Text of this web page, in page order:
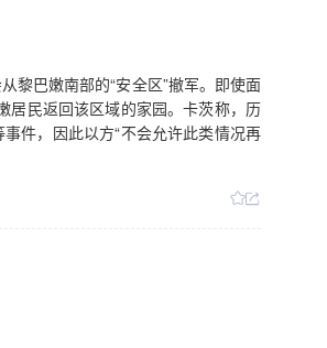
黎巴嫩南部的“安全区”撤军。即使面
居民返回该区域的家园。卡茨称，历
件，因此以方“不会允许此类情况再